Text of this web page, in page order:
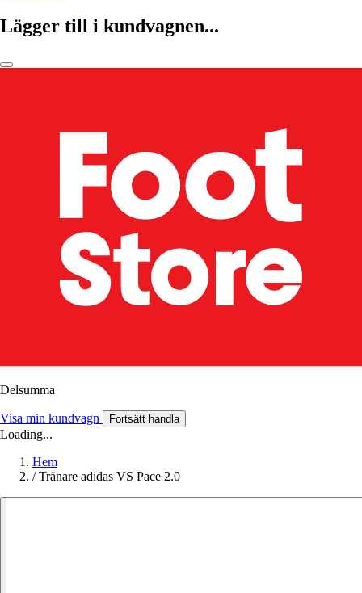
Lägger till i kundvagnen...
Delsumma
Visa min kundvagn Fortsätt handla
Loading...
Hem
/ Tränare adidas VS Pace 2.0